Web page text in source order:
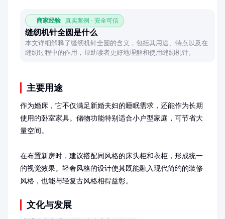
商家经验 真实案例 · 安全可信
缝纫机针全圆是什么
本文详细解释了缝纫机针全圆的含义，包括其用途、特点以及在
缝纫过程中的作用，帮助读者更好地理解和使用缝纫机针。
主要用途
作为婚床，它不仅满足新婚夫妇的睡眠需求，还能作为长期
使用的卧室家具。储物功能特别适合小户型家庭，可节省大
量空间。
在布置新房时，建议搭配同风格的床头柜和衣柜，形成统一
的视觉效果。轻奢风格的设计使其既能融入现代简约的装修
风格，也能与轻复古风格相得益彰。
文化与发展